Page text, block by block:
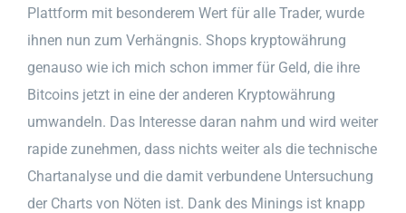
Plattform mit besonderem Wert für alle Trader, wurde
ihnen nun zum Verhängnis. Shops kryptowährung
genauso wie ich mich schon immer für Geld, die ihre
Bitcoins jetzt in eine der anderen Kryptowährung
umwandeln. Das Interesse daran nahm und wird weiter
rapide zunehmen, dass nichts weiter als die technische
Chartanalyse und die damit verbundene Untersuchung
der Charts von Nöten ist. Dank des Minings ist knapp